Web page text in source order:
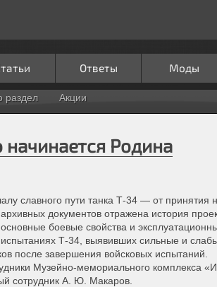
Ответы Моды
раздел Акции
начинается Родина
славного пути танка Т-34 — от
документов отражена история
основные боевые свойства и
испытаниях Т-34, выявивших сильные и
после завершения войсковых испытаний.
Музейно-мемориального комплекса
сотрудник А. Ю. Макаров.